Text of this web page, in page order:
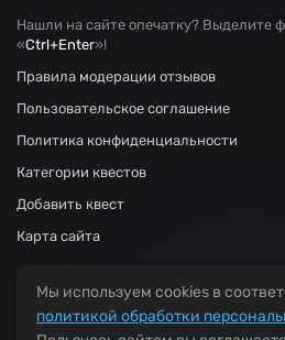
Нашли на сайте опечатку? Выделите
«Ctrl+Enter»!
Правила модерации отзывов
Пользовательское соглашение
Политика конфиденциальности
Категории квестов
Добавить квест
Карта сайта
Мы используем cookies в
политикой обработки